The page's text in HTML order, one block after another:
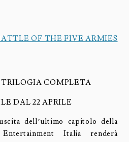
COMPLETA
DAL 22 APRILE
dell’ultimo capitolo della
Italia renderà